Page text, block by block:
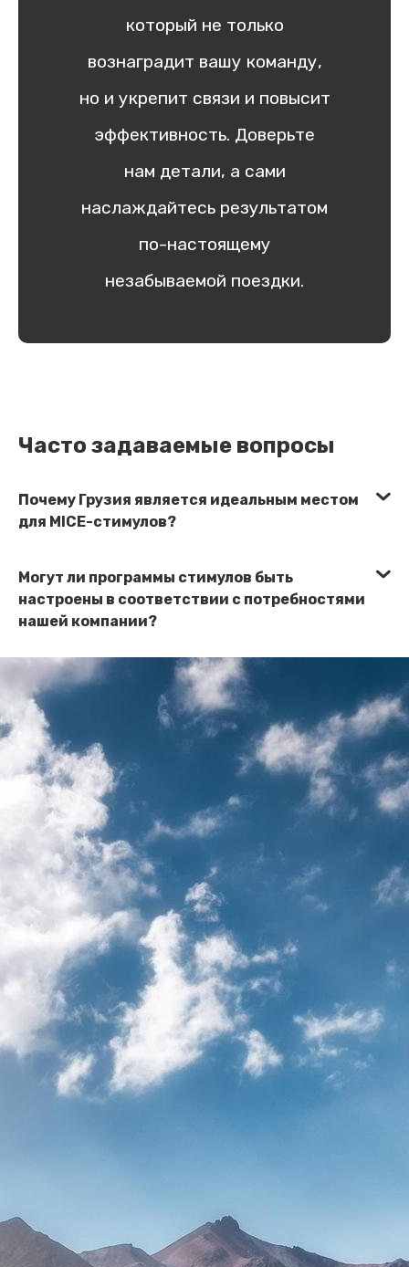
который не только
вознаградит вашу команду,
но и укрепит связи и повысит
эффективность. Доверьте
нам детали, а сами
наслаждайтесь результатом
по-настоящему
незабываемой поездки.
Часто задаваемые вопросы
Почему Грузия является идеальным местом
для MICE-стимулов?
Могут ли программы стимулов быть
настроены в соответствии с потребностями
нашей компании?
Какие виды командообразующих
мероприятий вы предлагаете?
Как вы обеспечиваете безопасность и
благополучие участников?
Можете ли вы учесть специальные
диетические требования или потребности в
доступности?
Какое лучшее время года для планирования
стимула поездки в Грузию?
Как начать планировать нашу программу
стимулов в Грузии?